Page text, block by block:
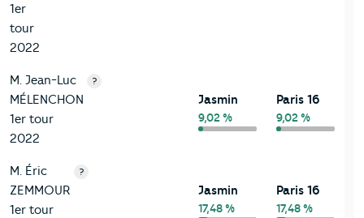
1er
tour
2022
M. Jean-Luc
MÉLENCHON
1er tour
2022
?
Jasmin
9,02 %
Paris 16
9,02 %
M. Éric
ZEMMOUR
1er tour
?
Jasmin
17,48 %
Paris 16
17,48 %